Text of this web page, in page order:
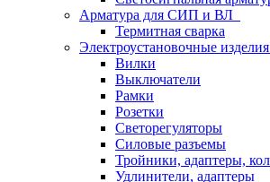
Арматура для СИП и ВЛ
Термитная сварка
Электроустановочные изделия
Вилки
Выключатели
Рамки
Розетки
Светорегуляторы
Силовые разъемы
Тройники, адаптеры,
Удлинители, адаптеры